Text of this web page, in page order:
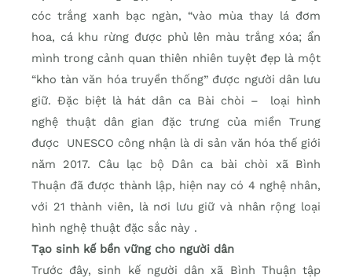
cóc trắng xanh bạc ngàn, “vào mùa thay lá đơm
hoa, cá khu rừng được phủ lên màu trắng xóa; ẩn
mình trong cảnh quan thiên nhiên tuyệt đẹp là một
“kho tàn văn hóa truyền thống” được người dân lưu
giữ. Đặc biệt là hát dân ca Bài chòi – loại hình
nghệ thuật dân gian đặc trưng của miền Trung
được UNESCO công nhận là di sản văn hóa thế giới
năm 2017. Câu lạc bộ Dân ca bài chòi xã Bình
Thuận đã được thành lập, hiện nay có 4 nghệ nhân,
với 21 thành viên, là nơi lưu giữ và nhân rộng loại
hình nghệ thuật đặc sắc này .
Tạo sinh kế bền vững cho người dân
Trước đây, sinh kế người dân xã Bình Thuận tập